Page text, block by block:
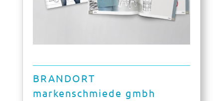
BRANDORT
markenschmiede gmbh